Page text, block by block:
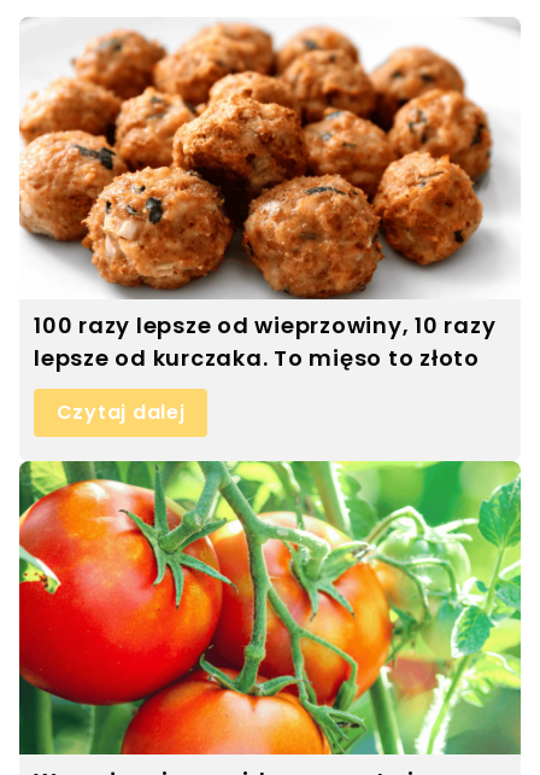
100 razy lepsze od wieprzowiny, 10 razy
lepsze od kurczaka. To mięso to złoto
Czytaj dalej